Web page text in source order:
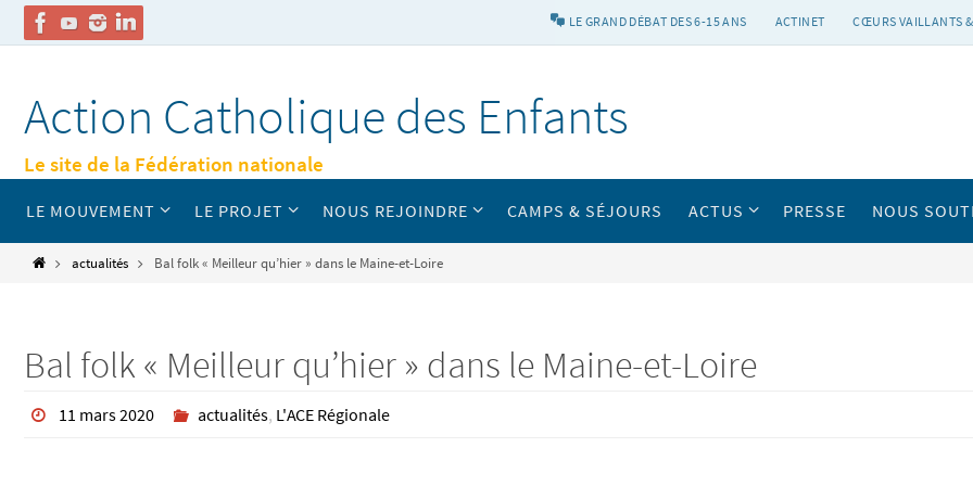
contenu
LE GRAND DÉBAT DES 6-15 ANS ACTINET CŒURS VAILLANTS
Action Catholique des Enfants
Le site de la Fédération nationale
contenu
LE MOUVEMENT LE PROJET NOUS REJOINDRE CAMPS & SÉJOURS ACTUS PRESSE NOUS
Homeactualités Bal folk « Meilleur qu’hier » dans le Maine-et-Loire
Bal folk « Meilleur qu’hier » dans le Maine-et-Loire
11 mars 2020 actualités, L'ACE Régionale